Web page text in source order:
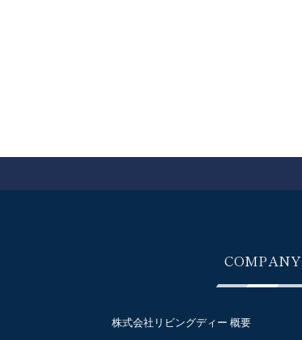
COMPANY
株式会社リビングディー 概要